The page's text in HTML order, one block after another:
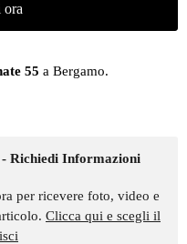
ora
55 a Bergamo.
Richiedi Informazioni
per ricevere foto, video e
Clicca qui e scegli il